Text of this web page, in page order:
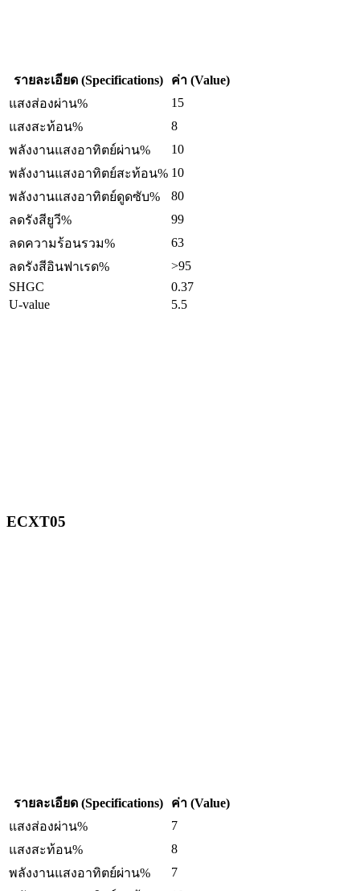
รายละเอียด (Specifications)
ค่า (Value)
แสงส่องผ่าน%
15
แสงสะท้อน%
8
พลังงานแสงอาทิตย์ผ่าน%
10
พลังงานแสงอาทิตย์สะท้อน% 10
พลังงานแสงอาทิตย์ดูดซับ%
80
ลดรังสียูวี%
99
ลดความร้อนรวม%
63
ลดรังสีอินฟาเรด%
>95
SHGC
0.37
U-value
5.5
ECXT05
รายละเอียด (Specifications)
ค่า (Value)
แสงส่องผ่าน%
7
แสงสะท้อน%
8
พลังงานแสงอาทิตย์ผ่าน%
7